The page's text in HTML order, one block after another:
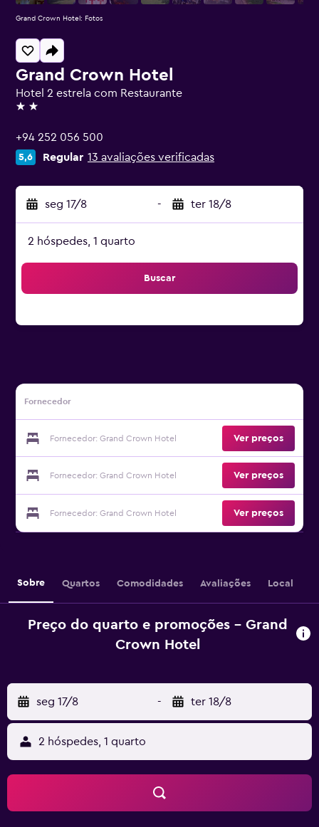
Grand Crown Hotel
Hotel 2 estrela com Restaurante
2 estrelas
+94 252 056 500
5,6 Regular 13 avaliações verificadas
seg 17/8 - ter 18/8
2 hóspedes, 1 quarto
Buscar
Fornecedor
Fornecedor: Grand Crown Hotel Ver preços
Fornecedor: Grand Crown Hotel Ver preços
Fornecedor: Grand Crown Hotel Ver preços
Grand Crown Hotel: Fotos
Sobre Quartos Comodidades Avaliações Local
Preço do quarto e promoções - Grand
Crown Hotel
seg 17/8 - ter 18/8
2 hóspedes, 1 quarto